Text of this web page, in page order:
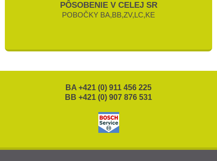
PÔSOBENIE V CELEJ SR
POBOČKY BA,BB,ZV,LC,KE
BA +421 (0) 911 456 225
BB +421 (0) 907 876 531